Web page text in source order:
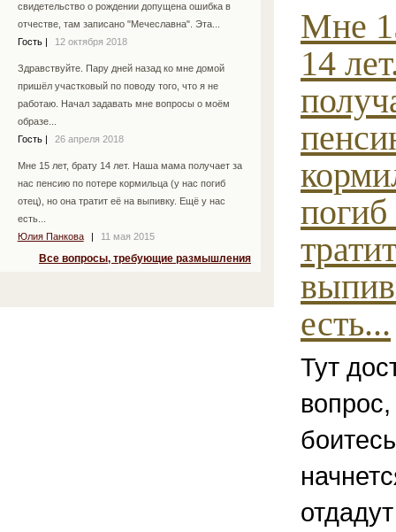
свидетельство о рождении допущена ошибка в
отчестве, там записано "Мечеславна". Эта...
Гость
12 октября 2018
Здравствуйте. Пару дней назад ко мне домой
пришёл участковый по поводу того, что я не
работаю. Начал задавать мне вопросы о моём
образе...
Гость
26 апреля 2018
Мне 15 лет, брату 14 лет. Наша мама получает за
нас пенсию по потере кормильца (у нас погиб
отец), но она тратит её на выпивку. Ещё у нас
есть...
Юлия Панкова
11 мая 2015
Все вопросы, требующие размышления
Мне
14
есть...
Тут